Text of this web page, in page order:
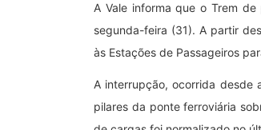
A Vale informa que o Trem
segunda-feira (31). A partir
às Estações de Passageiros
A interrupção, ocorrida desde
pilares da ponte ferroviária